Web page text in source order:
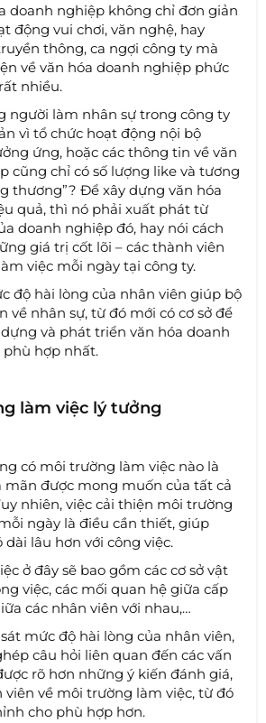
doanh nghiệp không chỉ đơn giản
động vui chơi, văn nghệ, hay
thông, ca ngợi công ty mà
về văn hóa doanh nghiệp phức
nhiều.
người làm nhân sự trong công ty
vì tổ chức hoạt động nội bộ
ứng, hoặc các thông tin về văn
cũng chỉ có số lượng like và tương
thương”? Để xây dựng văn hóa
quả, thì nó phải xuất phát từ
doanh nghiệp đó, hay nói cách
giá trị cốt lõi – các thành viên
việc mỗi ngày tại công ty.
độ hài lòng của nhân viên giúp bộ
về nhân sự, từ đó mới có cơ sở để
và phát triển văn hóa doanh
hợp nhất.
làm việc lý tưởng
có môi trường làm việc nào là
mãn được mong muốn của tất cả
nhiên, việc cải thiện môi trường
ngày là điều cần thiết, giúp
lâu hơn với công việc.
ở đây sẽ bao gồm các cơ sở vật
việc, các mối quan hệ giữa cấp
các nhân viên với nhau,…
mức độ hài lòng của nhân viên,
câu hỏi liên quan đến các vấn
rõ hơn những ý kiến đánh giá,
viên về môi trường làm việc, từ đó
cho phù hợp hơn.